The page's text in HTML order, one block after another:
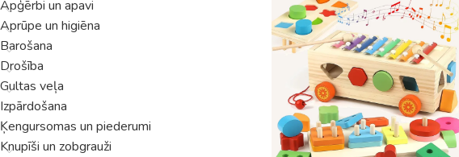
Apģērbi un apavi
Aprūpe un higiēna
Barošana
Drošība
Gultas veļa
Izpārdošana
Ķengursomas un piederumi
Knupīši un zobgrauži